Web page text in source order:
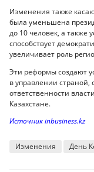
Изменения также
была уменьшена
до 10 человек, а также
способствует
увеличивает роль
Эти реформы создают
в управлении
ответственности
Казахстане.
Источник inbusiness.kz
Изменения День